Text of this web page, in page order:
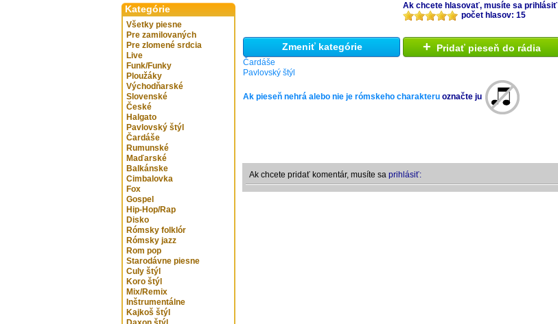
Kategórie
Všetky piesne
Pre zamilovaných
Pre zlomené srdcia
Live
Funk/Funky
Ploužáky
Východňarské
Slovenské
České
Halgato
Pavlovský štýl
Čardáše
Rumunské
Maďarské
Balkánske
Cimbalovka
Fox
Gospel
Hip-Hop/Rap
Disko
Rómsky folklór
Rómsky jazz
Rom pop
Starodávne piesne
Culy štýl
Koro štýl
Mix/Remix
Inštrumentálne
Kajkoš štýl
Ak chcete hlasovať, musíte sa prihlásiť
počet hlasov: 15
Zmeniť kategórie
Čardáše
Pavlovský štýl
+ Pridať pieseň do rádia
Ak pieseň nehrá alebo nie je rómskeho charakteru označte ju
Ak chcete pridať komentár, musíte sa prihlásiť: